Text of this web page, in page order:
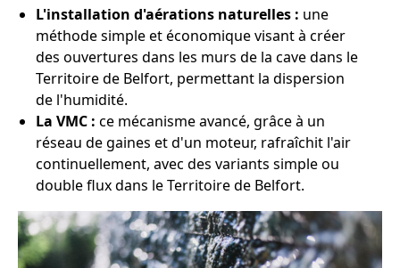
L'installation d'aérations naturelles : une
méthode simple et économique visant à créer
des ouvertures dans les murs de la cave dans le
Territoire de Belfort, permettant la dispersion
de l'humidité.
La VMC : ce mécanisme avancé, grâce à un
réseau de gaines et d'un moteur, rafraîchit l'air
continuellement, avec des variants simple ou
double flux dans le Territoire de Belfort.